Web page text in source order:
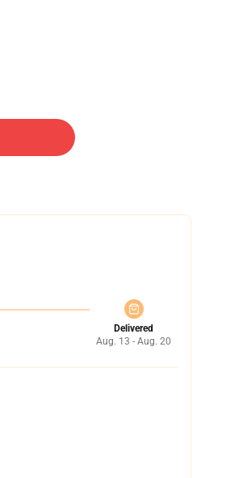
Delivered
Aug. 13 - Aug. 20